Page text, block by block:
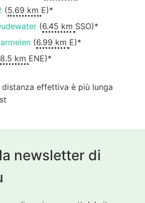
(5.69 km E)*
(6.45 km SSO)*
(6.99 km E)*
8.5 km ENE)*
effettiva è più lunga
newsletter di